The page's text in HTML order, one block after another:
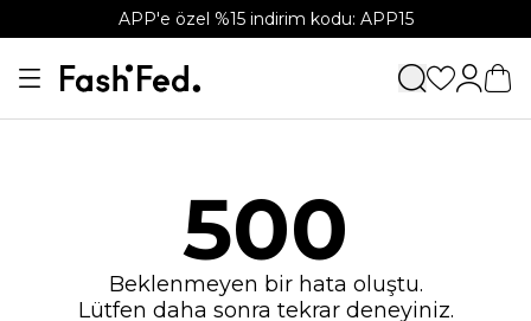
APP'e özel %15 indirim kodu: APP15
500
Beklenmeyen bir hata oluştu.
Lütfen daha sonra tekrar deneyiniz.